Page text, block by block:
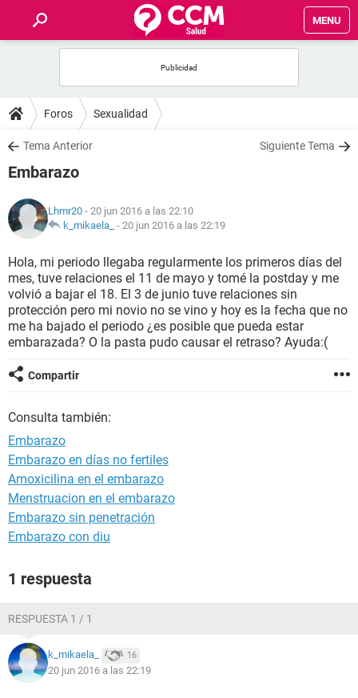
MENU
FOROS
SALUD
NUTRICIÓN
BIENESTAR
SEXUALIDAD
GLOSARIO
Foros Sexualidad
Tema Anterior Siguiente Tema
Embarazo
Lhmr20 - 20 jun 2016 a las 22:10
k_mikaela_ - 20 jun 2016 a las 22:19
Hola, mi periodo llegaba regularmente los primeros días del
mes, tuve relaciones el 11 de mayo y tomé la postday y me
volvió a bajar el 18. El 3 de junio tuve relaciones sin
protección pero mi novio no se vino y hoy es la fecha que no
me ha bajado el periodo ¿es posible que pueda estar
embarazada? O la pasta pudo causar el retraso? Ayuda:(
Compartir
Consulta también:
Embarazo
Embarazo en días no fertiles
Amoxicilina en el embarazo
Menstruacion en el embarazo
Embarazo sin penetración
Embarazo con diu
1 respuesta
RESPUESTA 1 / 1
k_mikaela_ 16
20 jun 2016 a las 22:19